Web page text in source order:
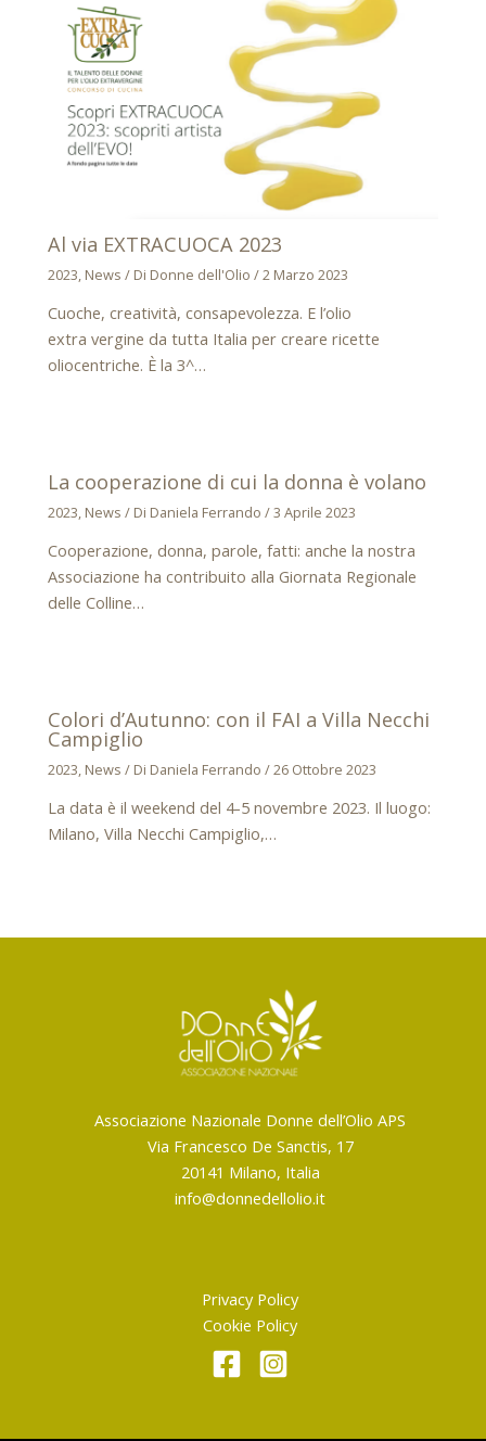
Al via EXTRACUOCA 2023
2023, News / Di Donne dell'Olio/2 Marzo 2023
Cuoche, creatività, consapevolezza. E l’olio
extra vergine da tutta Italia per creare ricette
oliocentriche. È la 3^…
La cooperazione di cui la donna è volano
2023, News / Di Daniela Ferrando/3 Aprile 2023
Cooperazione, donna, parole, fatti: anche la nostra
Associazione ha contribuito alla Giornata Regionale
delle Colline…
Colori d’Autunno: con il FAI a Villa Necchi
Campiglio
2023, News / Di Daniela Ferrando/26 Ottobre 2023
La data è il weekend del 4-5 novembre 2023. Il luogo:
Milano, Villa Necchi Campiglio,…
Associazione Nazionale Donne dell’Olio APS
Via Francesco De Sanctis, 17
20141 Milano, Italia
info@donnedellolio.it
Privacy Policy
Cookie Policy